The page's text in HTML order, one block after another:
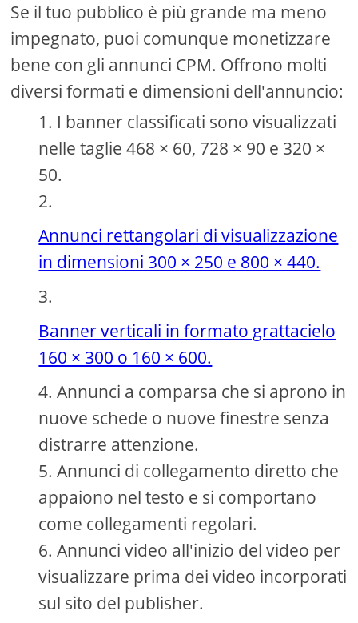
Se il tuo pubblico è più grande ma meno
impegnato, puoi comunque monetizzare
bene con gli annunci CPM. Offrono molti
diversi formati e dimensioni dell'annuncio:
I banner classificati sono visualizzati
nelle taglie 468 × 60, 728 × 90 e 320 ×
50.
Annunci rettangolari di visualizzazione
in dimensioni 300 × 250 e 800 × 440.
Banner verticali in formato grattacielo
160 × 300 o 160 × 600.
Annunci a comparsa che si aprono in
nuove schede o nuove finestre senza
distrarre attenzione.
Annunci di collegamento diretto che
appaiono nel testo e si comportano
come collegamenti regolari.
Annunci video all'inizio del video per
visualizzare prima dei video incorporati
sul sito del publisher.